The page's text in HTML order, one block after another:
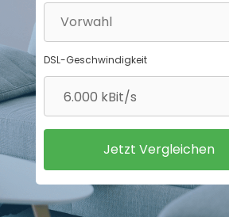
DSL-Geschwindigkeit